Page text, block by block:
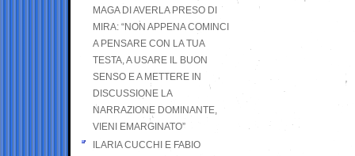
MAGA DI AVERLA PRESO DI
MIRA: “NON APPENA COMINCI
A PENSARE CON LA TUA
TESTA, A USARE IL BUON
SENSO E A METTERE IN
DISCUSSIONE LA
NARRAZIONE DOMINANTE,
VIENI EMARGINATO”
ILARIA CUCCHI E FABIO